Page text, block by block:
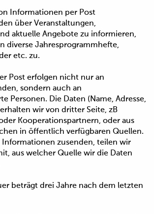
Informationen per Post
über Veranstaltungen,
aktuelle Angebote zu informieren,
diverse Jahresprogrammhefte,
etc. zu.
Post erfolgen nicht nur an
sondern auch an
Personen. Die Daten (Name, Adresse,
wir von dritter Seite, zB
Kooperationspartnern, oder aus
in öffentlich verfügbaren Quellen.
Informationen zusenden, teilen wir
aus welcher Quelle wir die Daten
beträgt drei Jahre nach dem letzten